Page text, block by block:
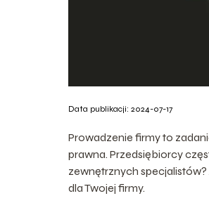
Data publikacji: 2024-07-17
Prowadzenie firmy to
prawna. Przedsiębiorcy
zewnętrznych
dla Twojej firmy.